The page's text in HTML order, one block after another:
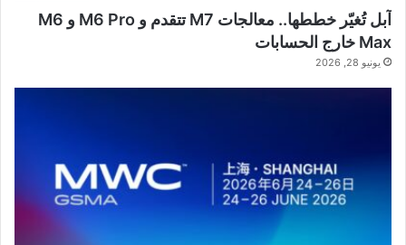
آبل تُغيّر خططها.. معالجات M7 تتقدم و M6 Pro و M6
Max خارج الحسابات
يونيو 28, 2026